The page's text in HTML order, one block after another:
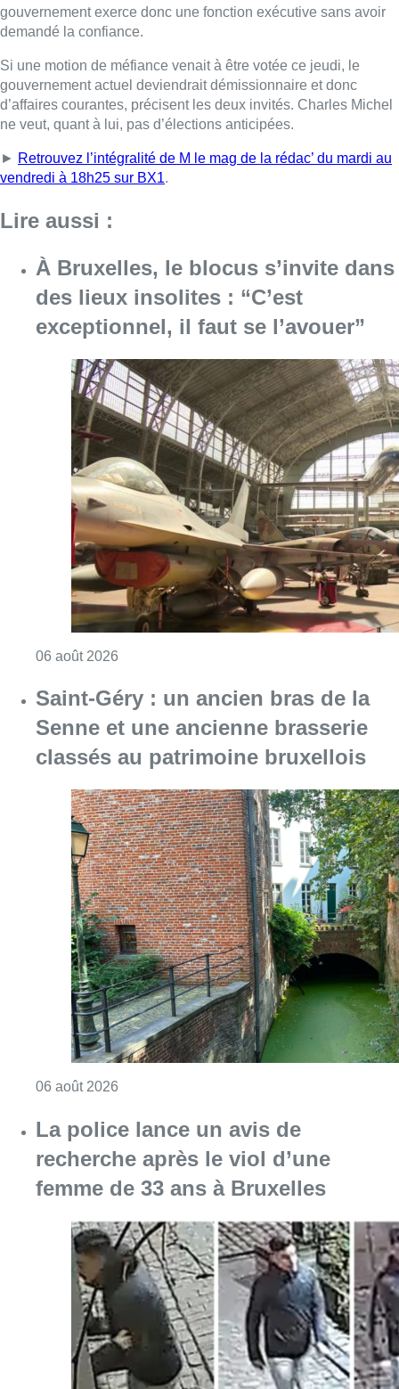
À Bruxelles, le blocus s’invite dans
des lieux insolites : “C’est
exceptionnel, il faut se l’avouer”
06 août 2026Consulter l'article "À Bruxelles, le blocus
Saint-Géry : un ancien bras de la
Senne et une ancienne brasserie
classés au patrimoine bruxellois
06 août 2026Consulter l'article "Saint-Géry : un ancien
La police lance un avis de
recherche après le viol d’une
femme de 33 ans à Bruxelles
06 août 2026 Consulter l'article "La police lance un avis
La Commune d’Ixelles ouvre un
registre de condoléances en
mémoire de Jaswinder Singh,